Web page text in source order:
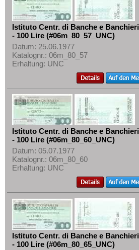
Istituto Centr. di Banche e Banchieri
- 100 Lire (#06m_80_57_UNC)
Datum: 25.06.1977
Katalognr.: 06m_80_57
Erhaltung: UNC
Istituto Centr. di Banche e Banchieri
- 100 Lire (#06m_80_60_UNC)
Datum: 05.07.1977
Katalognr.: 06m_80_60
Erhaltung: UNC
Istituto Centr. di Banche e Banchieri
- 100 Lire (#06m_80_65_UNC)